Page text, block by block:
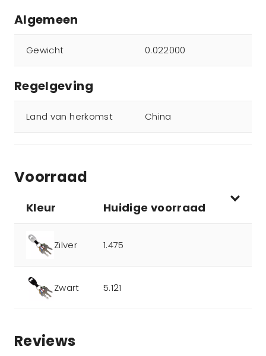
Algemeen
Gewicht 0.022000
Regelgeving
Land van herkomst China
Voorraad
Kleur Huidige voorraad
Zilver 1.475
Zwart 5.121
Reviews